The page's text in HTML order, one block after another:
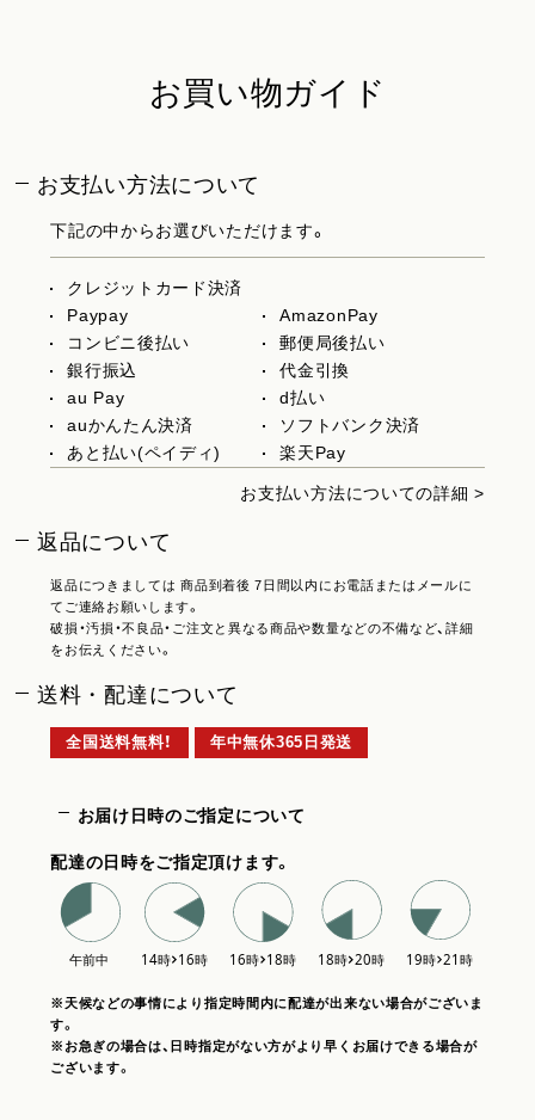
お買い物ガイド
お支払い方法について
下記の中からお選びいただけます。
クレジットカード決済
Paypay
AmazonPay
コンビニ後払い
郵便局後払い
銀行振込
代金引換
au Pay
d払い
auかんたん決済
ソフトバンク決済
あと払い(ペイディ)
楽天Pay
お支払い方法についての詳細 >
返品について
返品につきましては 商品到着後 7日間以内にお電話またはメールに
てご連絡お願いします。
破損・汚損・不良品・ご注文と異なる商品や数量などの不備など、詳細
をお伝えください。
送料・配達について
全国送料無料！ 年中無休365日発送
お届け日時のご指定について
配達の日時をご指定頂けます。
※天候などの事情により指定時間内に配達が出来ない場合がございま
す。
※お急ぎの場合は、日時指定がない方がより早くお届けできる場合が
ございます。